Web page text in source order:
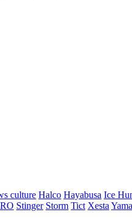
culture Halco Hayabusa Ice
Stinger Storm Tict Xesta